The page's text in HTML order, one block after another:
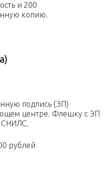
и 200
копию.
подпись (ЭП)
центре. Флешку с ЭП
СНИЛС.
рублей